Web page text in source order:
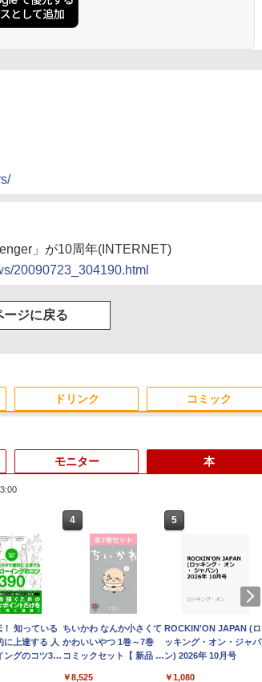
」が10周年(INTERNET)
20090723_304190.html
ージに戻る
ッドナイト
【2026年アップグレー
ド版】AOKIMI ワイヤ
レスイヤホン
bluetooth イヤホン
V12 小型軽量 ブルート
ゥースHi-Fi 最大36時間
再生 ぶるーとゅーす コ
ードレス ENCノイズキ
￥2,599
Xiaomi シャオミ REDMI
Buds 8 Lite ワイヤレス
イヤホン Bluetooth 5.4
ノイズキャンセリング
(Stadium
On My Road (Stadium
BUGS LIFE
ドリンク
天然水ラベ
本
by Amazon 炭酸水 ラ
ベルレス 500ml ×24本
強炭酸水 ペットボトル
500ミリリットル
(Smart Basic)
￥1,625
コカ・コーラ やかんの麦
茶 from 爽健美茶 ラベル
レス 650mlPET×24本
コミック
モノクロ版
プコミック
HUNTER×HUNTER モ
ノクロ版 39 (ジャンプ
コミックスDIGITAL)
スーパーの裏でヤニ吸う
ふたり 9巻 (デジタル版ビ
ッグガンガンコミックス)
【Z1TQ0001A】Apple
MacBook Neo (シトラス) 2026
年 USキーボード搭載CTOモデ
【公式・メーカー直販・送料無
料】ノートパソコン office付き
新品 軽量 薄型 HP OmniBook 7
￥139,990
／ゲーミングPC セッ
5700X メモリ
デスクトッ
LENOVO レノボ ThinkStation
PGX(30KL0005JP)
モニター
スース 液晶
Eye Care
フル
4
アイオーデータ｜I-O
DATA 液晶ディスプレイ
(23.8型/ADS/FullHD
￥25,977
5
Philips｜フィリップス 液
晶ディスプレイ(23.8
型/IPS/WQHD
￥29,800
本
知っている
に上達する 人
ングのコツ390
4
ちいかわ なんか小さくて
かわいいやつ 1巻～7巻
コミックセット【 新品 】
￥8,525
5
ROCKIN'ON JAPAN (ロ
ッキング・オン・ジャパ
ン) 2026年 10月号
￥1,080